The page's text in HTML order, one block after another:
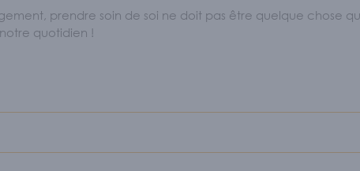
prendre soin de soi ne doit pas être quelque chose
quotidien !